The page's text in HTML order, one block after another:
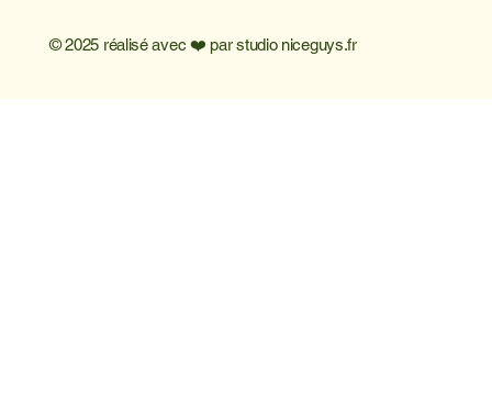
© 2025 réalisé avec ❤️ parstudio niceguys.fr